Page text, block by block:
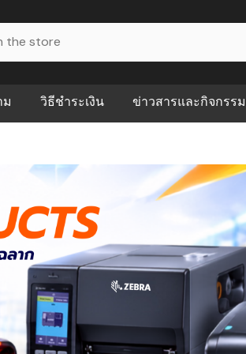
ลังสินค้าที่ช่วยลด
บ Real-time
งสินค้าที่บอกว่า
งคุณควรเริ่มใช้
บ ERP ต่างกัน
? ทำไมหลายธุรกิจ
วมกัน
วิธีชำระเงิน ข่าวสารและกิจกรรม